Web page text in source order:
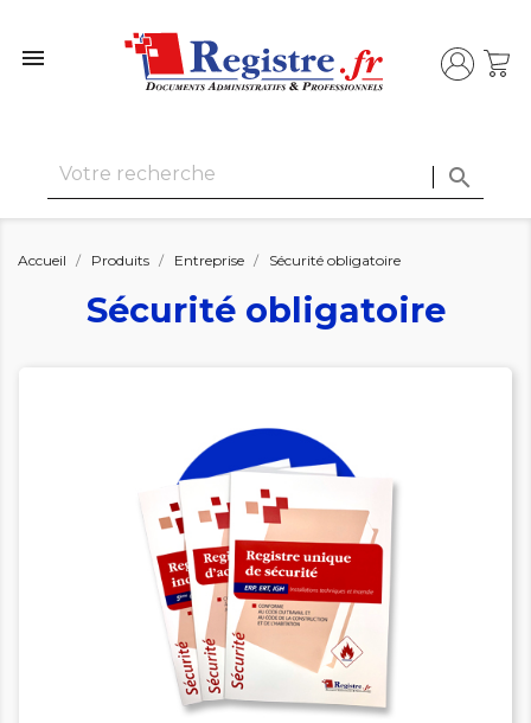


Accueil Produits Entreprise Sécurité obligatoire
Sécurité obligatoire